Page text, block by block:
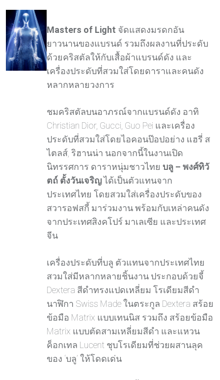
Masters of Light จัดแสดงมรดกอัน
ยาวนานของแบรนด์ รวมถึงผลงานที่ประดับ
ด้วยคริสตัลให้กับเสื้อผ้าแบรนด์ดัง และ
เครื่องประดับที่สวมใส่โดยดาราและคนดัง
หลากหลายวงการ
ชมคริสตัลบนอาภรณ์จากแบรนด์ดัง อาทิ
Christian Dior, Gucci, Guo Pei และเครื่อง
ประดับที่สวมใส่โดยไอคอนป๊อปอย่าง แฮรี่ ส
ไตลส์, ริฮานน่า นอกจากนี้ในงานเปิด
นิทรรศการ ดาราหนุ่มชาวไทย บลู – พงศ์ทิวั
ตถ์ ตั้งวันเจริญได้เป็นตัวแทนจาก
ประเทศไทย โดยสวมใส่เครื่องประดับของ
สวารอฟสกี้ มาร่วมงาน พร้อมกับเหล่าคนดัง
จากประเทศสิงคโปร์ มาเลเซีย และประเทศ
จีน
เครื่องประดับที่บลู ตัวแทนจากประเทศไทย
สวมใส่มีหลากหลายชิ้นงาน ประกอบด้วยจี้
Dextera สีดำทรงแปดเหลี่ยม โรเดียมสีดำ
นาฬิกา Swiss Made ในตระกูล Dextera สร้อย
ข้อมือ Matrix แบบเทนนิส รวมถึง สร้อยข้อมือ
Matrix แบบตัดสามเหลี่ยมสีดำ และแหวน
ค็อกเทล Lucent ชุบโรเดียมที่ช่วยผสานลุค
ของ ‘บลู’ ให้โดดเด่น